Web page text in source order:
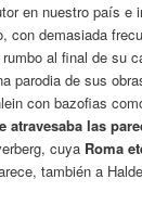
en nuestro país e
con demasiada
al final de su
parodia de sus
con bazofias
atravesaba las
cuya Roma
también a